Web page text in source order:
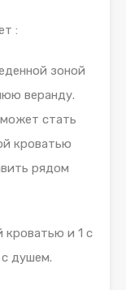
:
зоной
веранду.
стать
кроватью
рядом
кроватью и 1 с
душем.